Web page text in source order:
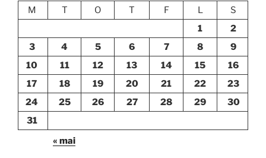
M
T O T F L
S
1
2
3
4 5 6 7 8
9
10
11 12 13 14 15
16
17
18 19 20 21 22
23
24
25 26 27 28 29
30
31
« mai